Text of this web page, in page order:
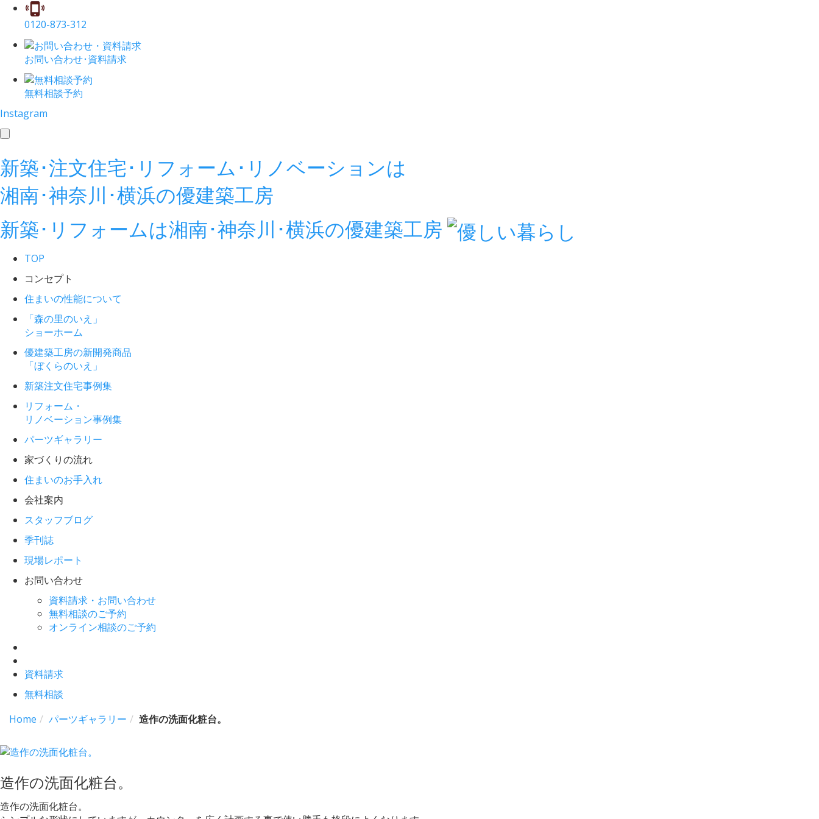
0120-873-312
お問い合わせ･資料請求
無料相談予約
Instagram
toggle
新築･注文住宅･リフォーム･リノベーションは
湘南･神奈川･横浜の優建築工房
新築･リフォームは湘南･神奈川･横浜の優建築工房
TOP
コンセプト
住まいの性能について
「森の里のいえ」
ショーホーム
優建築工房の新開発商品
「ぼくらのいえ」
新築注文住宅事例集
リフォーム・
リノベーション事例集
パーツギャラリー
家づくりの流れ
住まいのお手入れ
会社案内
スタッフブログ
季刊誌
現場レポート
お問い合わせ
資料請求・お問い合わせ
無料相談のご予約
オンライン相談のご予約
資料請求
無料相談
Home
パーツギャラリー 造作の洗面化粧台。
造作の洗面化粧台。
造作の洗面化粧台。